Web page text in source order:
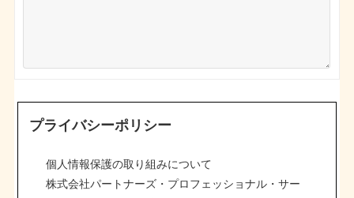
プライバシーポリシー
個人情報保護の取り組みについて
株式会社パートナーズ・プロフェッショナル・サー